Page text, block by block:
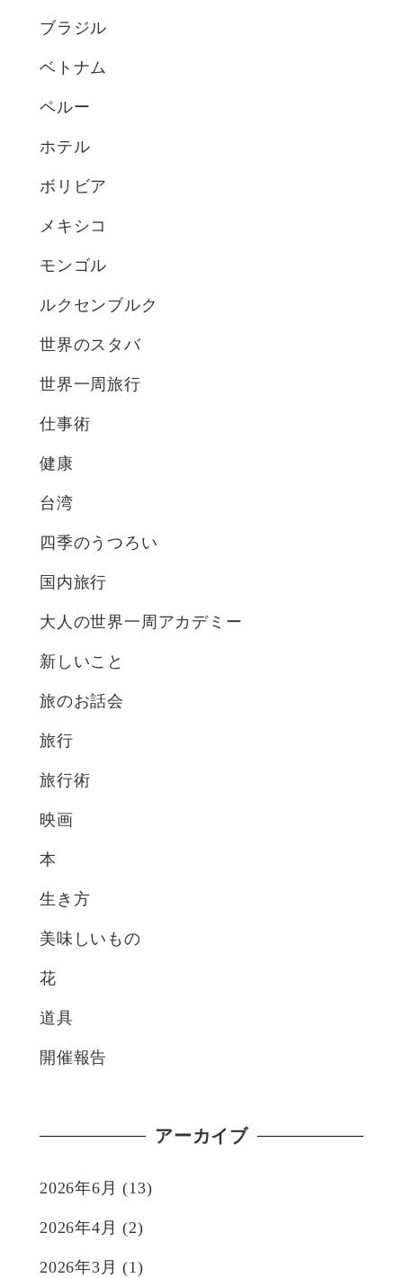
ブラジル
ベトナム
ペルー
ホテル
ボリビア
メキシコ
モンゴル
ルクセンブルク
世界のスタバ
世界一周旅行
仕事術
健康
台湾
四季のうつろい
国内旅行
大人の世界一周アカデミー
新しいこと
旅のお話会
旅行
旅行術
映画
本
生き方
美味しいもの
花
道具
開催報告
アーカイブ
2026年6月 (13)
2026年4月 (2)
2026年3月 (1)